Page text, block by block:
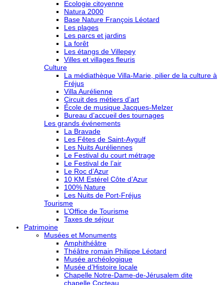
Ecologie citoyenne
Natura 2000
Base Nature François Léotard
Les plages
Les parcs et jardins
La forêt
Les étangs de Villepey
Villes et villages fleuris
Culture
La médiathèque Villa-Marie, pilier de la culture à
Fréjus
Villa Aurélienne
Circuit des métiers d’art
École de musique Jacques-Melzer
Bureau d’accueil des tournages
Les grands événements
La Bravade
Les Fêtes de Saint-Aygulf
Les Nuits Auréliennes
Le Festival du court métrage
Le Festival de l’air
Le Roc d’Azur
10 KM Estérel Côte d’Azur
100% Nature
Les Nuits de Port-Fréjus
Tourisme
L’Office de Tourisme
Taxes de séjour
Patrimoine
Musées et Monuments
Amphithéâtre
Théâtre romain Philippe Léotard
Musée archéologique
Musée d’Histoire locale
Chapelle Notre-Dame-de-Jérusalem dite
chapelle Cocteau